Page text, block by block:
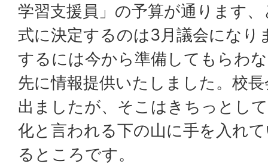
学習支援員」の予算が通ります
式に決定するのは3月議会になり
するには今から準備してもらわ
先に情報提供いたしました。校
出ましたが、そこはきちっとし
化と言われる下の山に手を入れ
るところです。